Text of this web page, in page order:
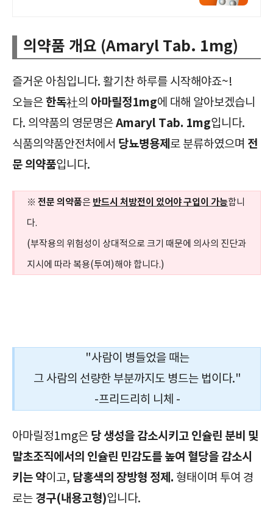
의약품 개요 (Amaryl Tab. 1mg)
즐거운 아침입니다. 활기찬 하루를 시작해야죠~!
오늘은한독社의 아마릴정1mg에 대해 알아보겠습니
다. 의약품의 영문명은Amaryl Tab. 1mg입니다.
식품의약품안전처에서 당뇨병용제 로 분류하였으며 전
문 의약품입니다.
※ 전문 의약품은 반드시 처방전이 있어야 구입이 가능합니
다.
(부작용의 위험성이 상대적으로 크기 때문에 의사의 진단과
지시에 따라 복용(투여)해야 합니다.)
"사람이 병들었을 때는
그 사람의 선량한 부분까지도 병드는 법이다."
-프리드리히 니체 -
아마릴정1mg은 당 생성을 감소시키고 인슐린 분비 및
말초조직에서의 인슐린 민감도를 높여 혈당을 감소시
키는 약이고, 담홍색의 장방형 정제. 형태이며 투여 경
로는 경구(내용고형)입니다.